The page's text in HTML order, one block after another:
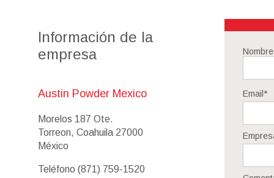
Información de la
empresa
Austin Powder Mexico
Morelos 187 Ote.
Torreon, Coahuila 27000
México
Teléfono (871) 759-1520
Email *